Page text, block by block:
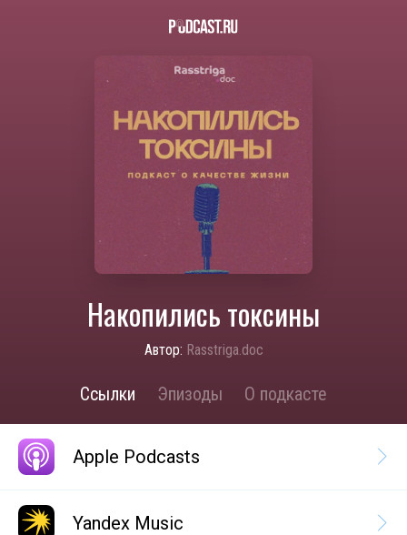
Накопились токсины
Автор: Rasstriga.doc
Ссылки Эпизоды О подкасте
Apple Podcasts
Yandex Music